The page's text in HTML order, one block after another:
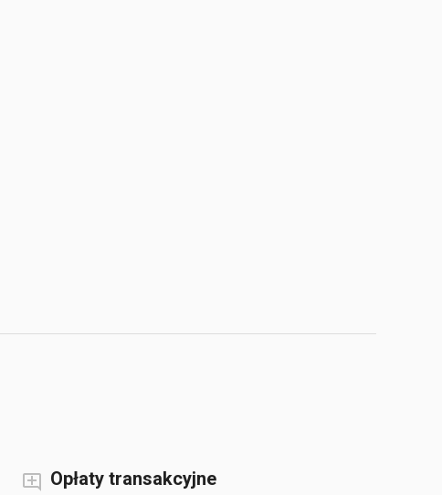
Opłaty transakcyjne